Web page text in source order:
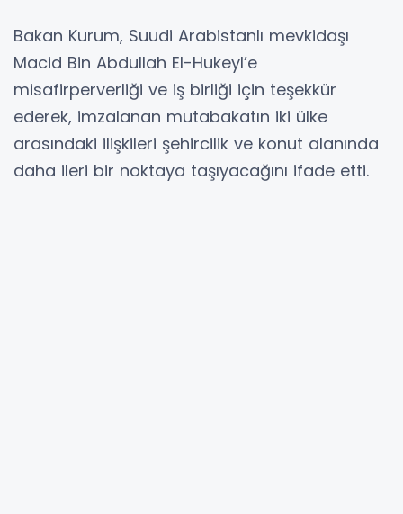
Bakan Kurum, Suudi Arabistanlı mevkidaşı
Macid Bin Abdullah El-Hukeyl’e
misafirperverliği ve iş birliği için teşekkür
ederek, imzalanan mutabakatın iki ülke
arasındaki ilişkileri şehircilik ve konut alanında
daha ileri bir noktaya taşıyacağını ifade etti.